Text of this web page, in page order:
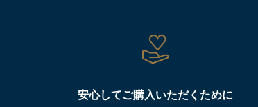
安心してご購入いただくために